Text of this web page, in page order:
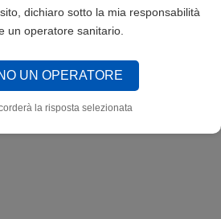
dichiaro sotto la mia responsabilità
un operatore sanitario.
UN OPERATORE
la risposta selezionata